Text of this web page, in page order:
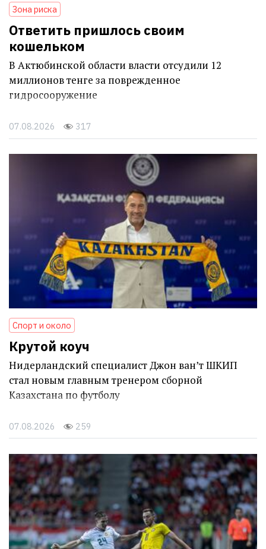
Зона риска
Ответить пришлось своим
кошельком
В Актюбинской области власти отсудили 12
миллионов тенге за поврежденное
гидросооружение
07.08.2026 317
Спорт и около
Крутой коуч
Нидерландский специалист Джон ван’т ШКИП
стал новым главным тренером сборной
Казахстана по футболу
07.08.2026 259